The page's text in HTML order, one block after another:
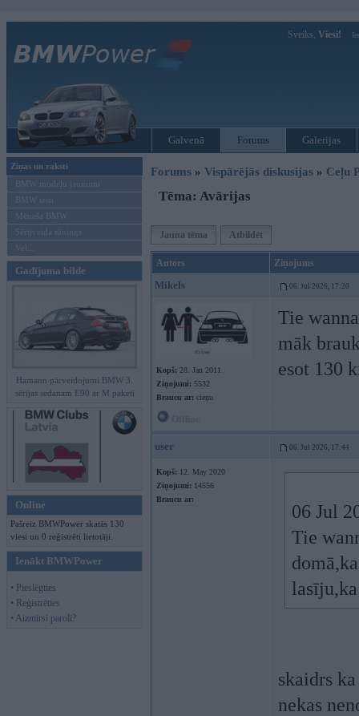
Sveiks, Viesi!
Galvenā Forums Galerijas
Ziņas un raksti
BMW modeļu jaunumi
BMW testi
Mēneša BMW
Sērijveida tūnings
Vel...
Gadījuma bilde
Hamann pārveidojumi BMW 3.
sērijas sedanam E90 ar M paketi
Online
Pašreiz BMWPower skatās 130
viesi un 0 reģistrēti lietotāji.
Ienākt BMWPower
• Pieslēgties
• Reģistrēties
• Aizmirsi paroli?
Forums » Vispārējās diskusijas » Ceļu
Tēma: Avārijas
Jauna tēma Atbildēt
Autors Ziņojums
Mikels 06. Jul 2026, 17:20
Kopš: 28. Jan 2011
Ziņojumi: 5532
Braucu ar: cieņu
Tie
māk
esot 130
user 06. Jul 2026, 17:44
Kopš: 12. May 2020
Ziņojumi: 14556
Braucu ar:
06 Jul
Tie
skaidrs
nekas